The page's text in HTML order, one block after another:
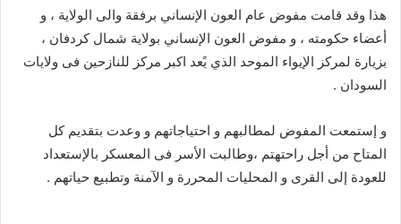
هذا وقد قامت مفوض عام العون الإنساني برفقة والى الولاية ، و
أعضاء حكومته ، و مفوض العون الإنساني بولاية شمال كردفان ،
بزيارة لمركز الإيواء الموحد الذي يًعد اكبر مركز للنازحين فى ولايات
السودان .
و إستمعت المفوض لمطالبهم و احتياجاتهم و وعدت بتقديم كل
المتاح من أجل راحتهتم ،وطالبت الأسر فى المعسكر بالإستعداد
للعودة إلى القرى و المحليات المحررة و الآمنة وتطبيع حياتهم .